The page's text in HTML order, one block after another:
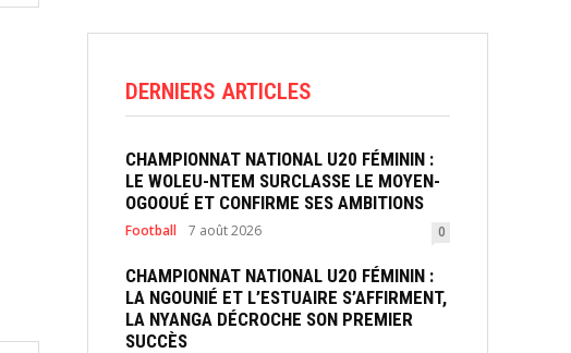
DERNIERS ARTICLES
CHAMPIONNAT NATIONAL U20 FÉMININ :
LE WOLEU-NTEM SURCLASSE LE MOYEN-
OGOOUÉ ET CONFIRME SES AMBITIONS
Football 7 août 2026 0
CHAMPIONNAT NATIONAL U20 FÉMININ :
LA NGOUNIÉ ET L’ESTUAIRE S’AFFIRMENT,
LA NYANGA DÉCROCHE SON PREMIER
SUCCÈS